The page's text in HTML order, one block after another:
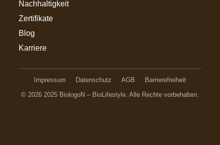
Nachhaltigkeit
Zertifikate
Blog
Karriere
Impressum Datenschutz AGB
Barrierefreiheit
© 2026 2025 BiologoN – BioLifestyle. Alle Rechte vorbehalten.